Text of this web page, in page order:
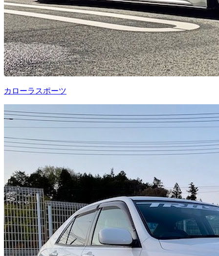
カローラスポーツ